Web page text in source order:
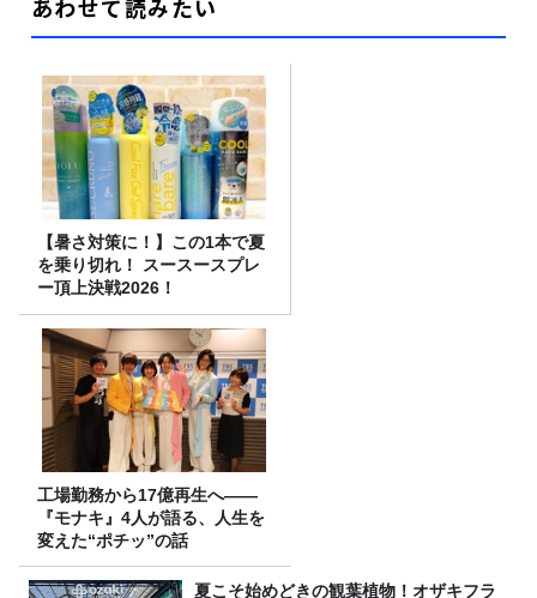
あわせて読みたい
【暑さ対策に！】この1本で夏
を乗り切れ！ スースースプレ
ー頂上決戦2026！
工場勤務から17億再生へ——
『モナキ』4人が語る、人生を
変えた“ポチッ”の話
夏こそ始めどきの観葉植物！オザキフラ